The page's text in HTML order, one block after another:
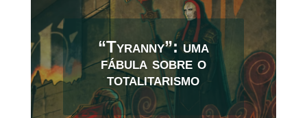
“Tyranny”: uma
fábula sobre o
totalitarismo